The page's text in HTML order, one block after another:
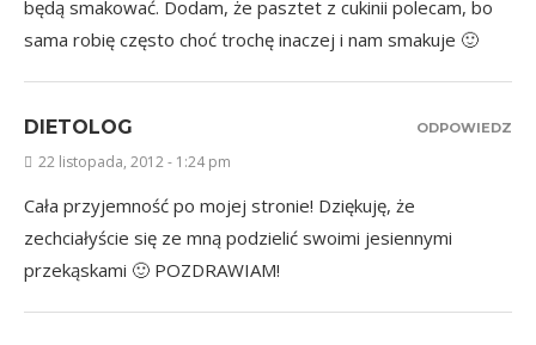
będą smakować. Dodam, że pasztet z cukinii polecam, bo
sama robię często choć trochę inaczej i nam smakuje 🙂
DIETOLOG
22 listopada, 2012 - 1:24 pm
Cała przyjemność po mojej stronie! Dziękuję, że
zechciałyście się ze mną podzielić swoimi jesiennymi
przekąskami 🙂 POZDRAWIAM!
ODPOWIEDZ